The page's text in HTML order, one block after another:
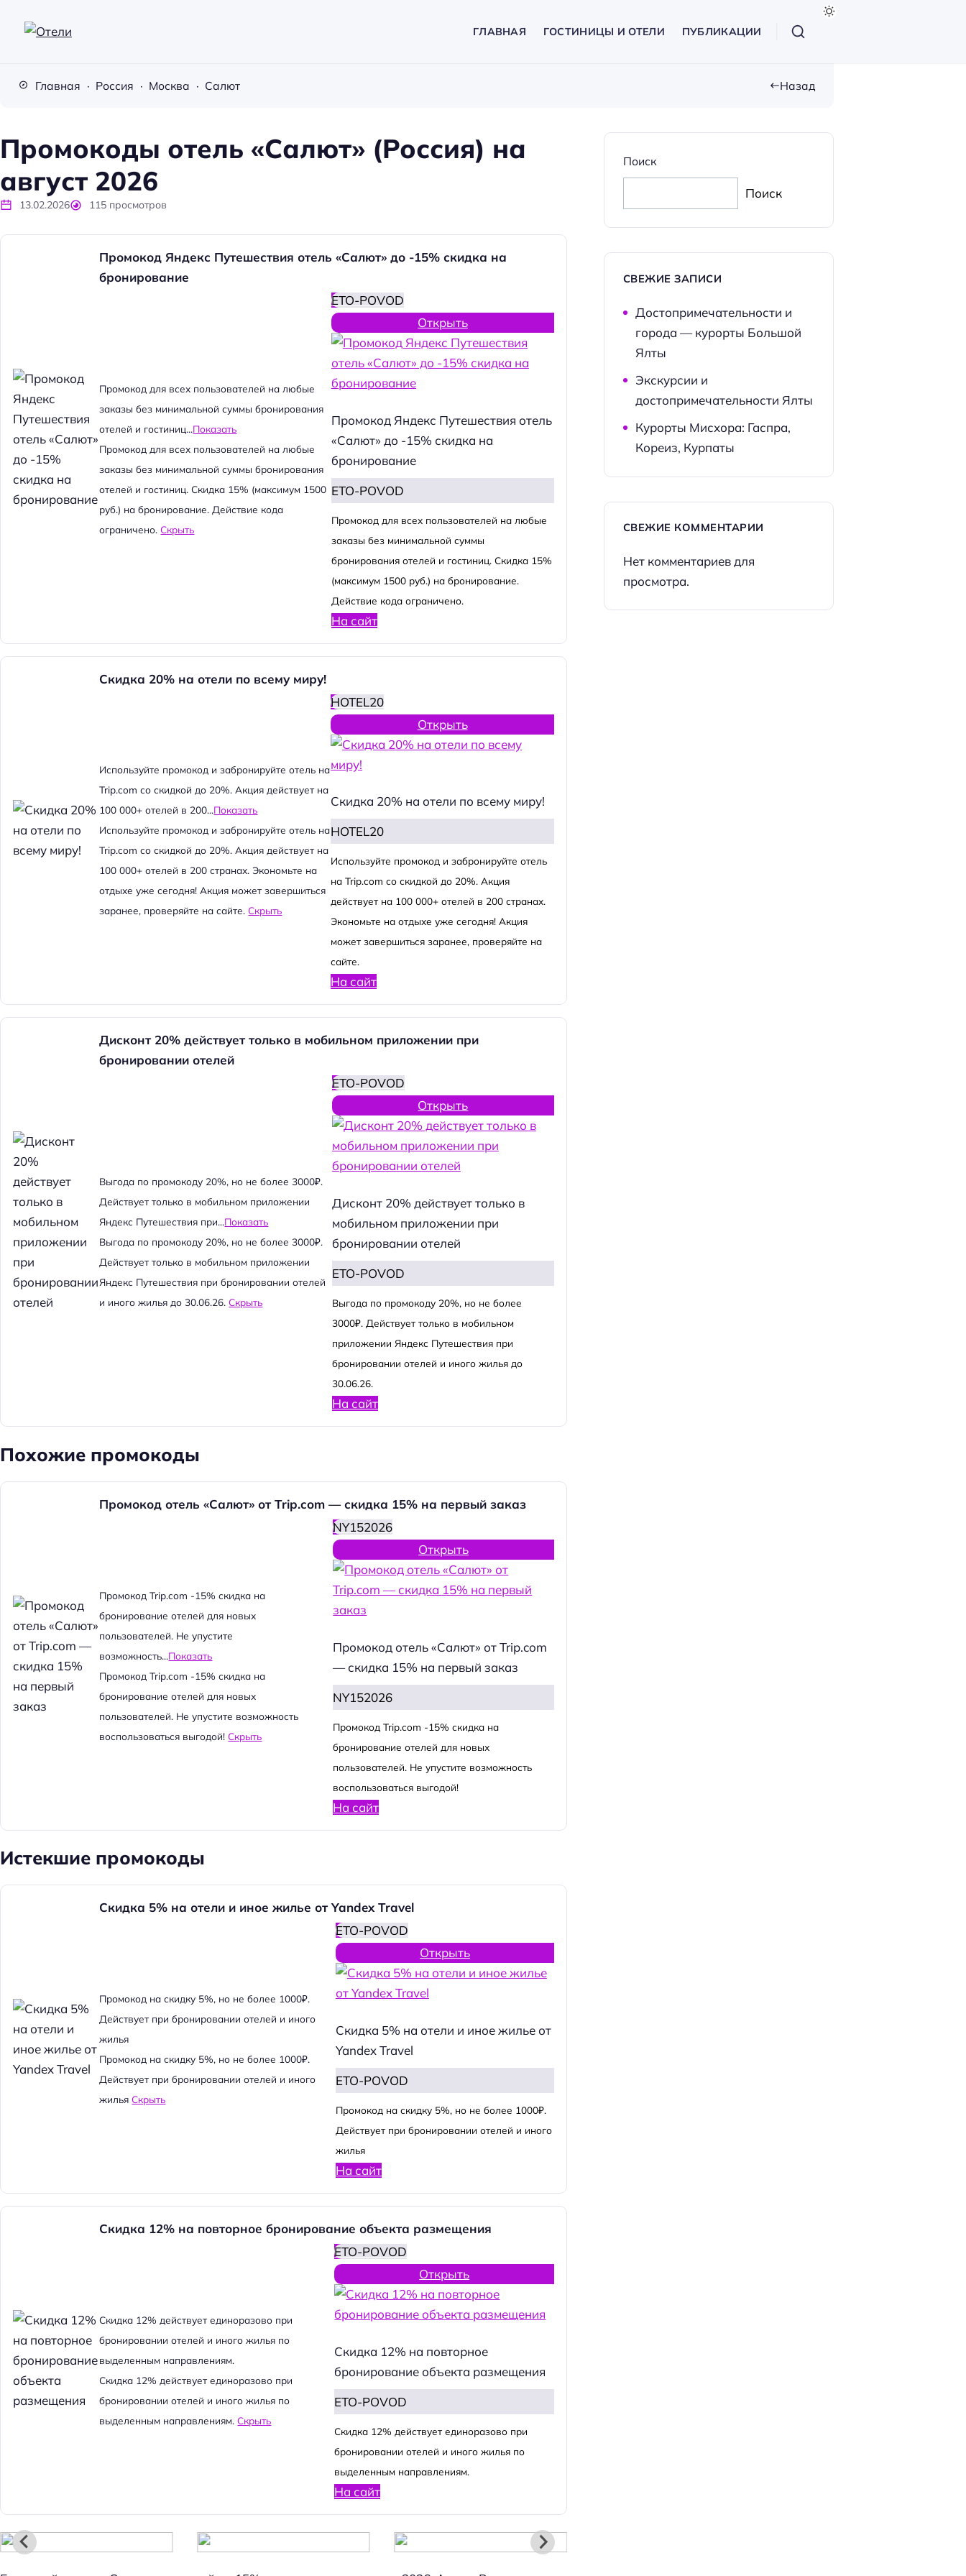
е
ГЛАВНАЯ ГОСТИНИЦЫ И ОТЕЛИ ПУБЛИКАЦИИ
Главная Россия Москва Салют Назад
Промокоды отель «Салют» (Россия) на
август 2026
13.02.2026 115 просмотров
Промокод Яндекс Путешествия отель «Салют» до -15% скидка на
бронирование
Промокод для всех пользователей на любые
заказы без минимальной суммы бронирования
отелей и гостиниц...Показать
Промокод для всех пользователей на любые
заказы без минимальной суммы бронирования
отелей и гостиниц. Скидка 15% (максимум 1500
руб.) на бронирование. Действие кода
ограничено.Скрыть
ETO-POVOD
Открыть
Промокод Яндекс Путешествия отель
«Салют» до -15% скидка на
бронирование
ETO-POVOD
Промокод для всех пользователей на любые
заказы без минимальной суммы
бронирования отелей и гостиниц. Скидка 15%
(максимум 1500 руб.) на бронирование.
Действие кода ограничено.
На сайт
Скидка 20% на отели по всему миру!
Используйте промокод и забронируйте отель на
Trip.com со скидкой до 20%. Акция действует на
100 000+ отелей в 200...Показать
Используйте промокод и забронируйте отель на
Trip.com со скидкой до 20%. Акция действует на
100 000+ отелей в 200 странах. Экономьте на
отдыхе уже сегодня! Акция может завершиться
заранее, проверяйте на сайте.Скрыть
HOTEL20
Открыть
Скидка 20% на отели по всему миру!
HOTEL20
Используйте промокод и забронируйте отель
на Trip.com со скидкой до 20%. Акция
действует на 100 000+ отелей в 200 странах.
Экономьте на отдыхе уже сегодня! Акция
может завершиться заранее, проверяйте на
сайте.
На сайт
Дисконт 20% действует только в мобильном приложении при
бронировании отелей
Выгода по промокоду 20%, но не более 3000₽.
Действует только в мобильном приложении
Яндекс Путешествия при...Показать
Выгода по промокоду 20%, но не более 3000₽.
Действует только в мобильном приложении
Яндекс Путешествия при бронировании отелей
и иного жилья до 30.06.26.Скрыть
ETO-POVOD
Открыть
Дисконт 20% действует только в
мобильном приложении при
бронировании отелей
ETO-POVOD
Выгода по промокоду 20%, но не более
3000₽. Действует только в мобильном
приложении Яндекс Путешествия при
бронировании отелей и иного жилья до
30.06.26.
На сайт
Похожие промокоды
Промокод отель «Салют» от Trip.com — скидка 15% на первый заказ
Промокод Trip.com -15% скидка на
бронирование отелей для новых
пользователей. Не упустите
возможность...Показать
Промокод Trip.com -15% скидка на
бронирование отелей для новых
пользователей. Не упустите возможность
воспользоваться выгодой!Скрыть
NY152026
Открыть
Промокод отель «Салют» от Trip.com
— скидка 15% на первый заказ
NY152026
Промокод Trip.com -15% скидка на
бронирование отелей для новых
пользователей. Не упустите возможность
воспользоваться выгодой!
На сайт
Истекшие промокоды
Скидка 5% на отели и иное жилье от Yandex Travel
Промокод на скидку 5%, но не более 1000₽.
Действует при бронировании отелей и иного
жилья
Промокод на скидку 5%, но не более 1000₽.
Действует при бронировании отелей и иного
жильяСкрыть
ETO-POVOD
Открыть
Скидка 5% на отели и иное жилье от
Yandex Travel
ETO-POVOD
Промокод на скидку 5%, но не более 1000₽.
Действует при бронировании отелей и иного
жилья
На сайт
Скидка 12% на повторное бронирование объекта размещения
Cкидка 12% действует единоразово при
бронировании отелей и иного жилья по
выделенным направлениям.
Cкидка 12% действует единоразово при
бронировании отелей и иного жилья по
выделенным направлениям.Скрыть
ETO-POVOD
Открыть
Скидка 12% на повторное
бронирование объекта размещения
ETO-POVOD
Cкидка 12% действует единоразово при
бронировании отелей и иного жилья по
выделенным направлениям.
На сайт
Поиск
Поиск
СВЕЖИЕ ЗАПИСИ
Достопримечательности и
города — курорты Большой
Ялты
Экскурсии и
достопримечательности Ялты
Курорты Мисхора: Гаспра,
Кореиз, Курпаты
СВЕЖИЕ КОММЕНТАРИИ
Нет комментариев для
просмотра.